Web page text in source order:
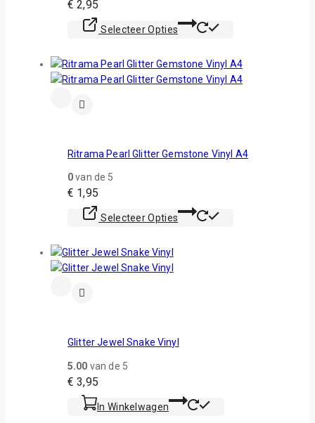
€ 2,95
Selecteer Opties
Ritrama Pearl Glitter Gemstone Vinyl A4
0van de 5
€ 1,95
Selecteer Opties
Glitter Jewel Snake Vinyl
5.00 van de 5
€ 3,95
In Winkelwagen